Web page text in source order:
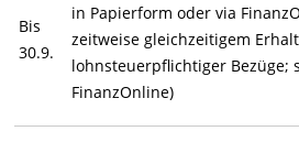
Bis
30.9.
in Papierform oder via
zeitweise gleichzeitigem
lohnsteuerpflichtiger Bezüge;
FinanzOnline)